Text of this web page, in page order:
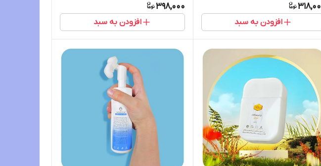
افزودن به سبد
398,000
افزودن به سبد